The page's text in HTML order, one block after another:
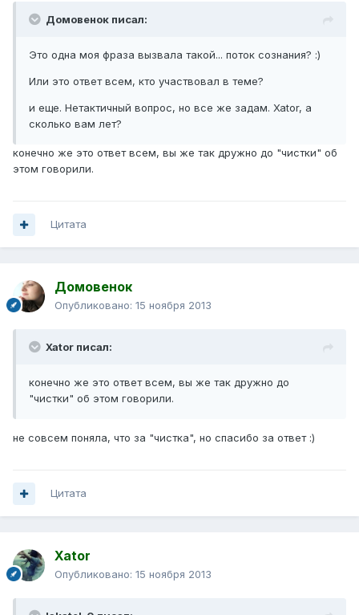
Домовенок писал:
Это одна моя фраза вызвала такой... поток сознания? :)
Или это ответ всем, кто участвовал в теме?
и еще. Нетактичный вопрос, но все же задам. Xator, а
сколько вам лет?
конечно же это ответ всем, вы же так дружно до "чистки" об
этом говорили.
Цитата
Домовенок
Опубликовано: 15 ноября 2013
Xator писал:
конечно же это ответ всем, вы же так дружно до
"чистки" об этом говорили.
не совсем поняла, что за "чистка", но спасибо за ответ :)
Цитата
Xator
Опубликовано: 15 ноября 2013